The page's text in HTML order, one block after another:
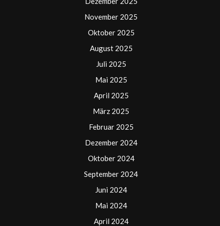
November 2025
Oktober 2025
August 2025
Juli 2025
Mai 2025
April 2025
März 2025
Februar 2025
Dezember 2024
Oktober 2024
September 2024
Juni 2024
Mai 2024
April 2024